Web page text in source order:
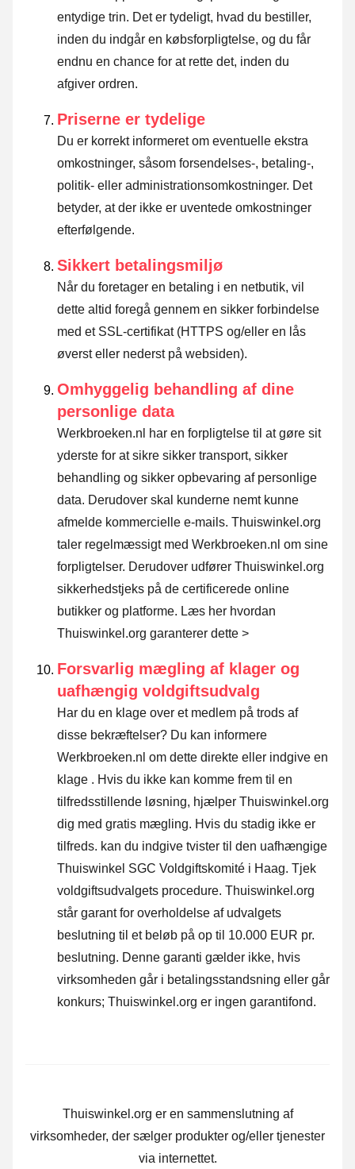
entydige trin. Det er tydeligt, hvad du bestiller,
inden du indgår en købsforpligtelse, og du får
endnu en chance for at rette det, inden du
afgiver ordren.
Priserne er tydelige
Du er korrekt informeret om eventuelle ekstra
omkostninger, såsom forsendelses-, betaling-,
politik- eller administrationsomkostninger. Det
betyder, at der ikke er uventede omkostninger
efterfølgende.
Sikkert betalingsmiljø
Når du foretager en betaling i en netbutik, vil
dette altid foregå gennem en sikker forbindelse
med et SSL-certifikat (HTTPS og/eller en lås
øverst eller nederst på websiden).
Omhyggelig behandling af dine
personlige data
Werkbroeken.nl har en forpligtelse til at gøre sit
yderste for at sikre sikker transport, sikker
behandling og sikker opbevaring af personlige
data. Derudover skal kunderne nemt kunne
afmelde kommercielle e-mails. Thuiswinkel.org
taler regelmæssigt med Werkbroeken.nl om sine
forpligtelser. Derudover udfører Thuiswinkel.org
sikkerhedstjeks på de certificerede online
butikker og platforme. Læs her hvordan
Thuiswinkel.org garanterer dette >
Forsvarlig mægling af klager og
uafhængig voldgiftsudvalg
Har du en klage over et medlem på trods af
disse bekræftelser? Du kan informere
Werkbroeken.nl om dette direkte eller indgive en
klage . Hvis du ikke kan komme frem til en
tilfredsstillende løsning, hjælper Thuiswinkel.org
dig med gratis mægling. Hvis du stadig ikke er
tilfreds. kan du indgive tvister til den uafhængige
Thuiswinkel SGC Voldgiftskomité i Haag. Tjek
voldgiftsudvalgets procedure. Thuiswinkel.org
står garant for overholdelse af udvalgets
beslutning til et beløb på op til 10.000 EUR pr.
beslutning. Denne garanti gælder ikke, hvis
virksomheden går i betalingsstandsning eller går
konkurs; Thuiswinkel.org er ingen garantifond.
Thuiswinkel.org er en sammenslutning af
virksomheder, der sælger produkter og/eller tjenester
via internettet.